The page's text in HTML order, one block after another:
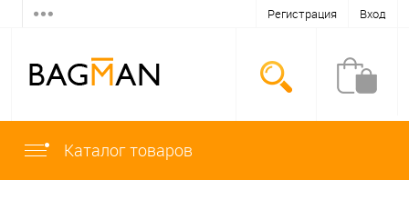
Регистрация Вход
Каталог товаров